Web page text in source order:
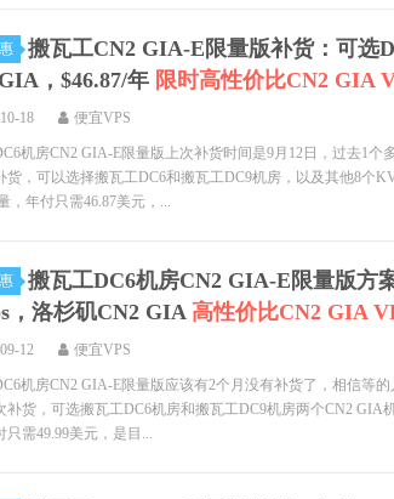
搬瓦工CN2 GIA-E限量版补货：可选
，$46.87/年 限时高性价比CN2 GIA
18 便宜VPS
机房CN2 GIA-E限量版上次补货时间是9月12日，过去1个
货，可以选择搬瓦工DC6和搬瓦工DC9机房，以及其他8个
，年付只需46.87美元，...
搬瓦工DC6机房CN2 GIA-E限量版方
，洛杉矶CN2 GIA 高性价比CN2 GIA
12 便宜VPS
机房CN2 GIA-E限量版应该有2个月没有补货了，相信等
补货，可选搬瓦工DC6机房和搬瓦工DC9机房两个CN2 GIA
只需49.99美元，是目...